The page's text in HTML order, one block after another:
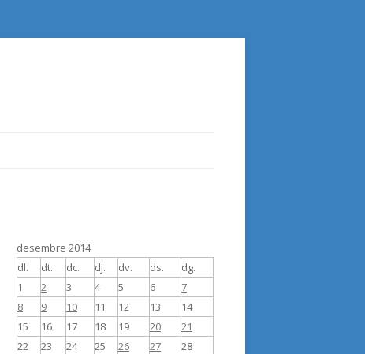
desembre 2014
dl.
dt. dc. dj. dv. ds. dg.
1 2 3 4 5 6
7
8
9 10 11 12 13
14
15
16 17 18 19 20
21
22
23 24 25 26 27
28